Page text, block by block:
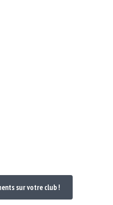
sur votre club !